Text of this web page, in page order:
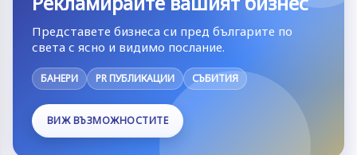
Представете бизнеса си пред българите по
света с ясно и видимо послание.
БАНЕРИ PR ПУБЛИКАЦИИ СЪБИТИЯ
ВИЖ ВЪЗМОЖНОСТИТЕ